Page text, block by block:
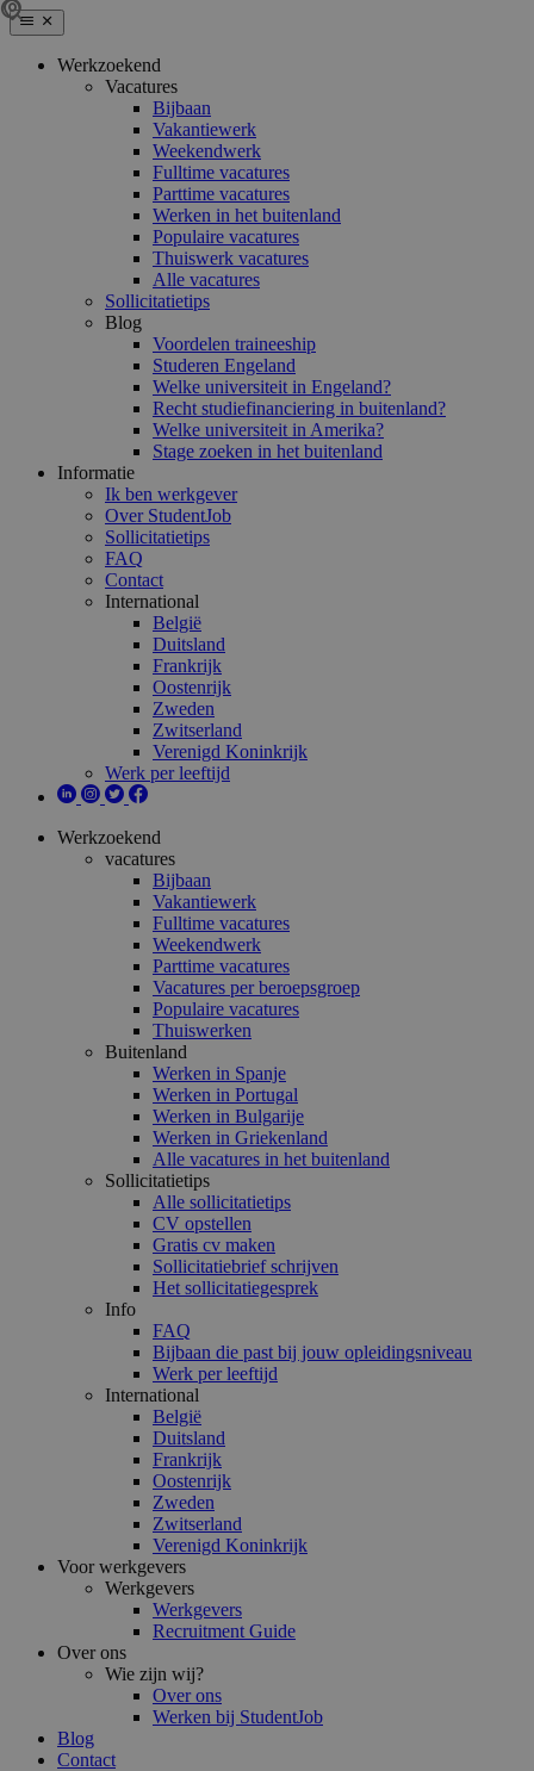
Werkzoekend
Vacatures
Bijbaan
Vakantiewerk
Weekendwerk
Fulltime vacatures
Parttime vacatures
Werken in het buitenland
Populaire vacatures
Thuiswerk vacatures
Alle vacatures
Sollicitatietips
Blog
Voordelen traineeship
Studeren Engeland
Welke universiteit in Engeland?
Recht studiefinanciering in buitenland?
Welke universiteit in Amerika?
Stage zoeken in het buitenland
Informatie
Ik ben werkgever
Over StudentJob
Sollicitatietips
FAQ
Contact
International
België
Duitsland
Frankrijk
Oostenrijk
Zweden
Zwitserland
Verenigd Koninkrijk
Werk per leeftijd
Werkzoekend
vacatures
Bijbaan
Vakantiewerk
Fulltime vacatures
Weekendwerk
Parttime vacatures
Vacatures per beroepsgroep
Populaire vacatures
Thuiswerken
Buitenland
Werken in Spanje
Werken in Portugal
Werken in Bulgarije
Werken in Griekenland
Alle vacatures in het buitenland
Sollicitatietips
Alle sollicitatietips
CV opstellen
Gratis cv maken
Sollicitatiebrief schrijven
Het sollicitatiegesprek
Info
FAQ
Bijbaan die past bij jouw opleidingsniveau
Werk per leeftijd
International
België
Duitsland
Frankrijk
Oostenrijk
Zweden
Zwitserland
Verenigd Koninkrijk
Voor werkgevers
Werkgevers
Werkgevers
Recruitment Guide
Over ons
Wie zijn wij?
Over ons
Werken bij StudentJob
Blog
Contact